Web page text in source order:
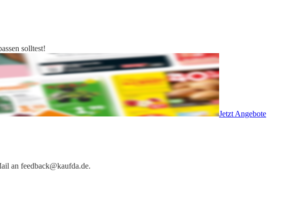
solltest!
Jetzt Angebote
an feedback@kaufda.de.